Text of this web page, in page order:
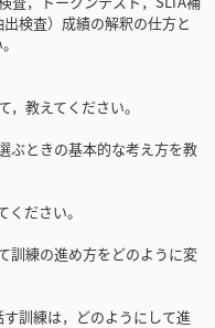
検査）成績の解釈の仕方と
教えてください。
ぶときの基本的な考え方を教
ださい。
訓練の進め方をどのように変
訓練は，どのようにして進